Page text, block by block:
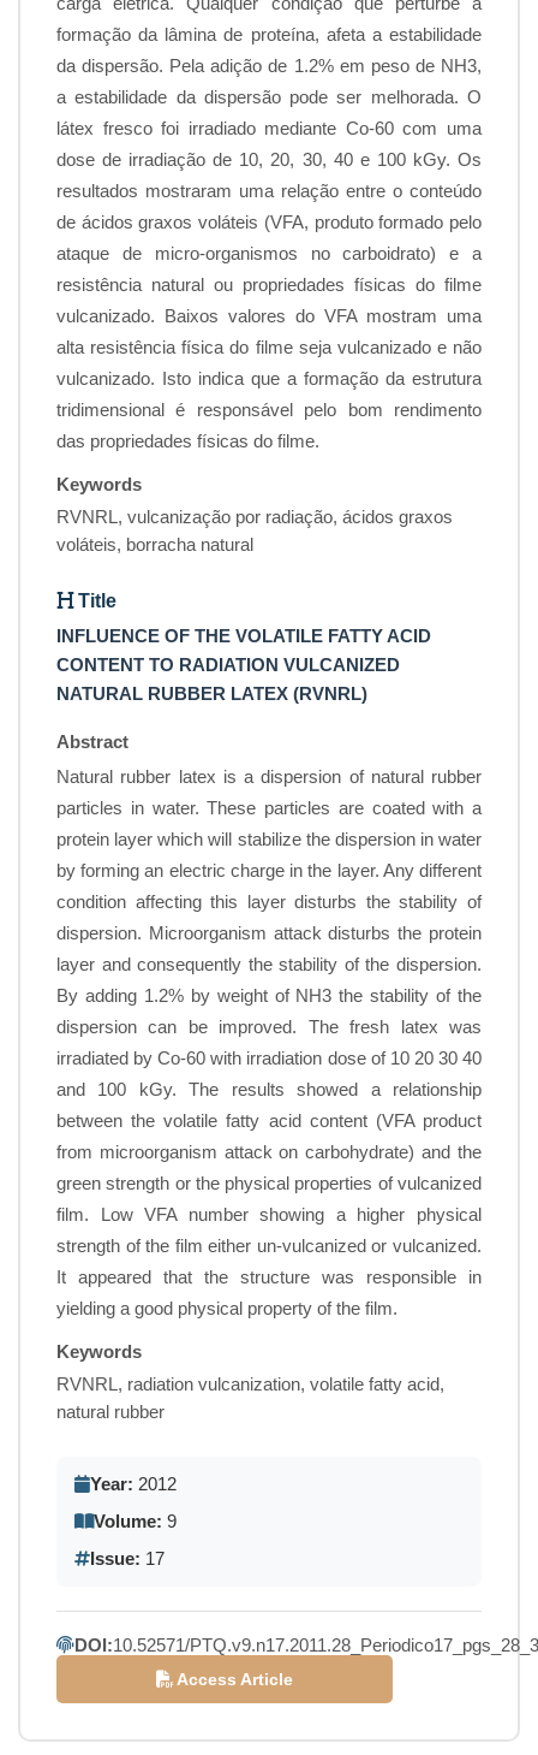
formação da lâmina de proteína, afeta a estabilidade
da dispersão. Pela adição de 1.2% em peso de NH3,
a estabilidade da dispersão pode ser melhorada. O
látex fresco foi irradiado mediante Co-60 com uma
dose de irradiação de 10, 20, 30, 40 e 100 kGy. Os
resultados mostraram uma relação entre o conteúdo
de ácidos graxos voláteis (VFA, produto formado pelo
ataque de micro-organismos no carboidrato) e a
resistência natural ou propriedades físicas do filme
vulcanizado. Baixos valores do VFA mostram uma
alta resistência física do filme seja vulcanizado e não
vulcanizado. Isto indica que a formação da estrutura
tridimensional é responsável pelo bom rendimento
das propriedades físicas do filme.
Keywords
RVNRL, vulcanização por radiação, ácidos graxos
voláteis, borracha natural
Title
INFLUENCE OF THE VOLATILE FATTY ACID
CONTENT TO RADIATION VULCANIZED
NATURAL RUBBER LATEX (RVNRL)
Abstract
Natural rubber latex is a dispersion of natural rubber
particles in water. These particles are coated with a
protein layer which will stabilize the dispersion in water
by forming an electric charge in the layer. Any different
condition affecting this layer disturbs the stability of
dispersion. Microorganism attack disturbs the protein
layer and consequently the stability of the dispersion.
By adding 1.2% by weight of NH3 the stability of the
dispersion can be improved. The fresh latex was
irradiated by Co-60 with irradiation dose of 10 20 30 40
and 100 kGy. The results showed a relationship
between the volatile fatty acid content (VFA product
from microorganism attack on carbohydrate) and the
green strength or the physical properties of vulcanized
film. Low VFA number showing a higher physical
strength of the film either un-vulcanized or vulcanized.
It appeared that the structure was responsible in
yielding a good physical property of the film.
Keywords
RVNRL, radiation vulcanization, volatile fatty acid,
natural rubber
Year: 2012
Volume: 9
Issue: 17
DOI:10.52571/
Access Article